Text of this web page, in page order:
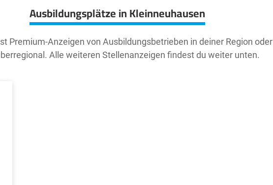
Ausbildungsplätze in Kleinneuhausen
Premium-Anzeigen von Ausbildungsbetrieben in deiner Region oder
Alle weiteren Stellenanzeigen findest du weiter unten.